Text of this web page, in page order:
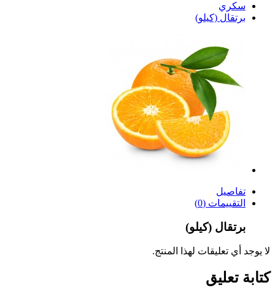
سكري
برتقال (كيلو)
تفاصيل
التقييمات (0)
برتقال (كيلو)
لا يوجد أي تعليقات لهذا المنتج.
كتابة تعليق